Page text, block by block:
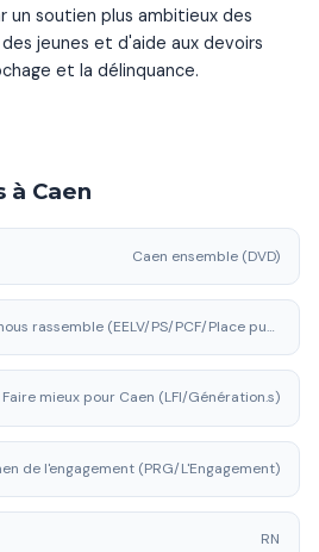
un soutien plus ambitieux des
jeunes et d'aide aux devoirs
et la délinquance.
Caen
Caen ensemble (DVD)
Caen nous rassemble (EELV/PS/PCF/Place publique)
Faire mieux pour Caen (LFI/Génération.s)
de l'engagement (PRG/L'Engagement)
RN